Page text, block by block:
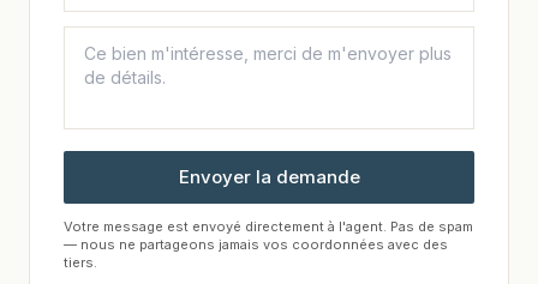
Envoyer la demande
Votre message est envoyé directement à l'agent. Pas de spam
— nous ne partageons jamais vos coordonnées avec des
tiers.